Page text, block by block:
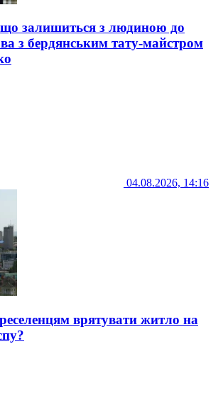
залишиться з людиною до
з бердянським тату-майстром
04.08.2026, 14:16
врятувати житло на